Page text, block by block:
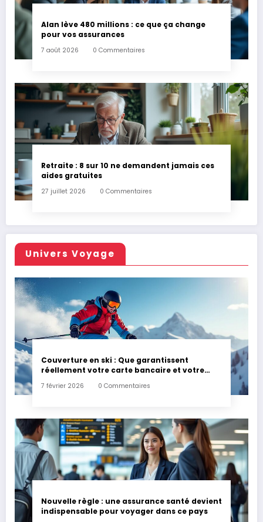
Alan lève 480 millions : ce que ça change
pour vos assurances
7 août 2026 0 Commentaires
Retraite : 8 sur 10 ne demandent jamais ces
aides gratuites
27 juillet 2026 0 Commentaires
Univers Voyage
Couverture en ski : Que garantissent
réellement votre carte bancaire et votre
7 février 2026 0 Commentaires
Nouvelle règle : une assurance santé devient
indispensable pour voyager dans ce pays